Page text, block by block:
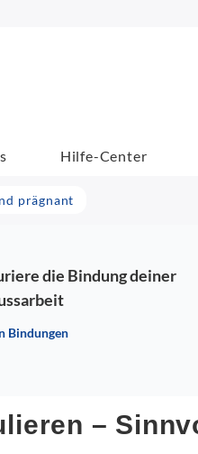
Hilfe-Center
prägnant
die Bindung deiner
Bindungen
–